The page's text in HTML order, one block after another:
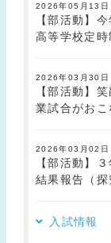
2026年05月13日
【部活動】
高等学校定
2026年03月30日
【部活動】
業試合がお
2026年03月02日
【部活動】
結果報告（探
入試情報